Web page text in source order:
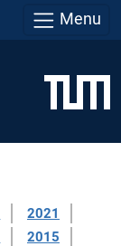
Menu
2021
2015